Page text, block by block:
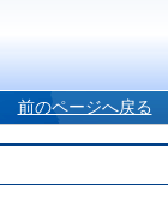
前のページへ戻る